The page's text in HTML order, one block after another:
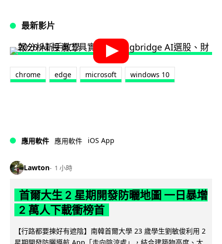
最新影片
chrome edge microsoft windows 10
應用軟件 應用軟件 iOS App
Lawton 1 小時
首爾大生 2 星期開發防曬地圖 一日暴增
2 萬人下載衝榜首
【行路都要揀好有遮陰】南韓首爾大學 23 歲學生劉敏俊利用 2